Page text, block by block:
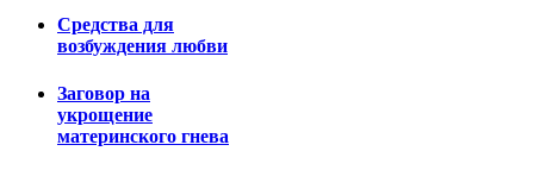
Средства для
возбуждения любви
Заговор на
укрощение
материнского гнева